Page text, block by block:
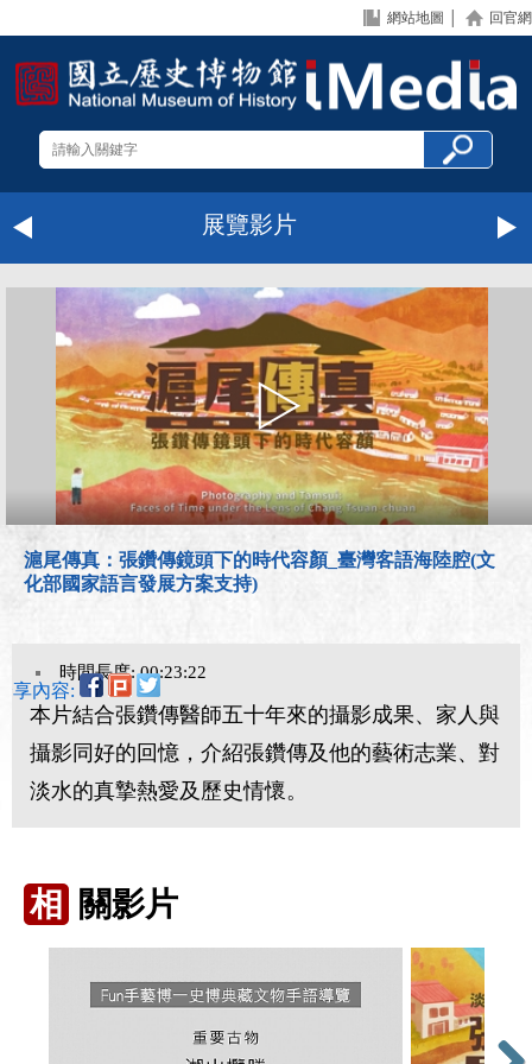
網站地圖 回官網
展覽影片
滬尾傳真：張鑽傳鏡頭下的時代容顏_臺灣客語海陸腔(文
化部國家語言發展方案支持)
時間長度: 00:23:22
享內容:
本片結合張鑽傳醫師五十年來的攝影成果、家人與
攝影同好的回憶，介紹張鑽傳及他的藝術志業、對
淡水的真摯熱愛及歷史情懷。
相 關影片